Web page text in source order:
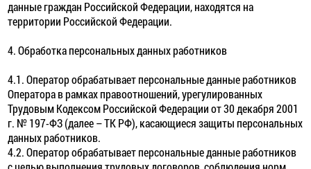
данные граждан Российской Федерации, находятся на
территории Российской Федерации.
4. Обработка персональных данных работников
4.1. Оператор обрабатывает персональные данные работников
Оператора в рамках правоотношений, урегулированных
Трудовым Кодексом Российской Федерации от 30 декабря 2001
г. № 197-ФЗ (далее – ТК РФ), касающиеся защиты персональных
данных работников.
4.2. Оператор обрабатывает персональные данные работников